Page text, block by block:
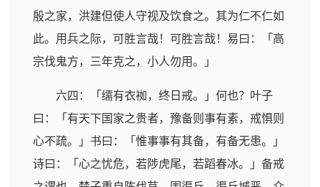
殷之家，洪建但使人守视及饮食之。其为仁不仁如
此。用兵之际，可胜言哉！可胜言哉！易曰：「高
宗伐鬼方，三年克之，小人勿用。」
六四：「𦈡有衣袽，终日戒。」何也？叶子
曰：「有天下国家之贵者，豫备则事有素，戒惧则
心不疏。」书曰：「惟事事有其备，有备无患。」
诗曰：「心之忧危，若陟虎尾，若蹈春冰。」备戒